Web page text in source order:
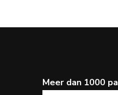
Meer dan 1000